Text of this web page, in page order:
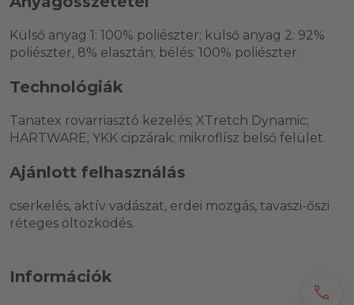
Külső anyag 1: 100% poliészter; külső anyag 2: 92%
poliészter, 8% elasztán; bélés: 100% poliészter.
Technológiák
Tanatex rovarriasztó kezelés; XTretch Dynamic;
HARTWARE; YKK cipzárak; mikroflísz belső felület.
Ajánlott felhasználás
cserkelés, aktív vadászat, erdei mozgás, tavaszi-őszi
réteges öltözködés.
Információk
call